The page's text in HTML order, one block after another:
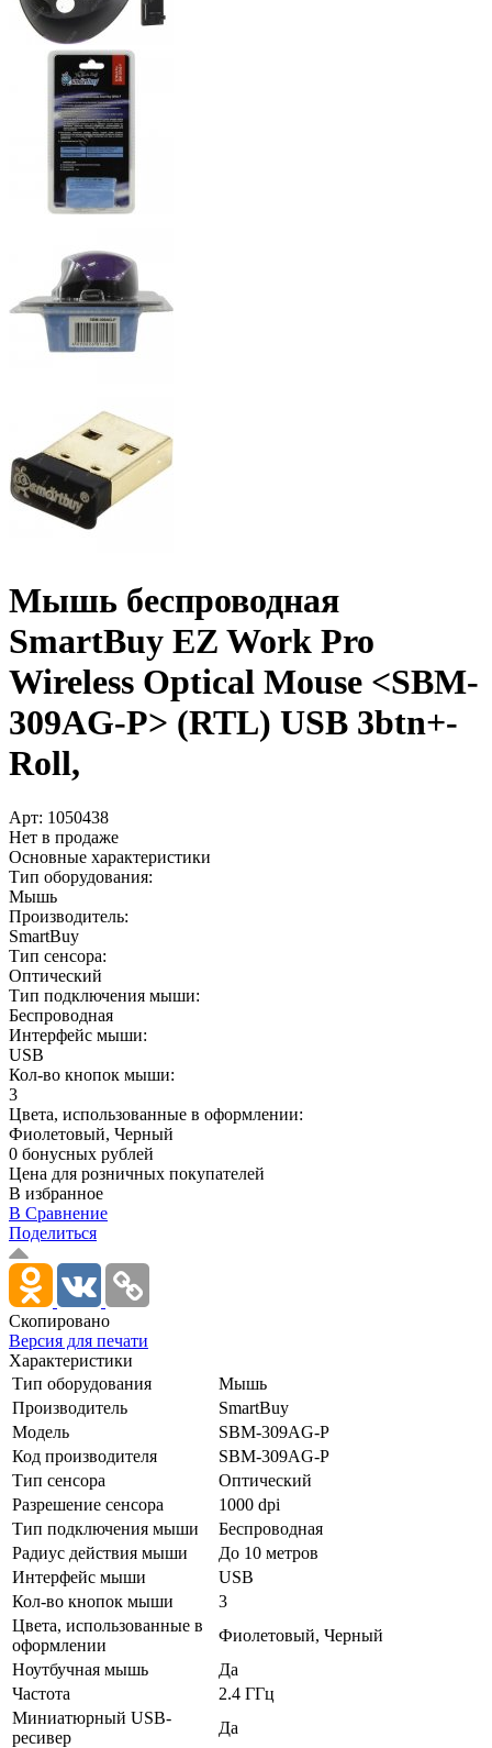
Мышь беспроводная
SmartBuy EZ Work Pro
Wireless Optical Mouse <SBM-
309AG-P> (RTL) USB 3btn+­
Roll,
Арт: 1050438
Нет в продаже
Основные характеристики
Тип оборудования:
Мышь
Производитель:
SmartBuy
Тип сенсора:
Оптический
Тип подключения мыши:
Беспроводная
Интерфейс мыши:
USB
Кол-во кнопок мыши:
3
Цвета, использованные в оформлении:
Фиолетовый, Черный
0 бонусных рублей
Цена для розничных покупателей
В избранное
В Сравнение
Поделиться
Скопировано
Версия для печати
Характеристики
Тип оборудования
Мышь
Производитель
SmartBuy
Модель
SBM-309AG-P
Код производителя
SBM-309AG-P
Тип сенсора
Оптический
Разрешение сенсора
1000 dpi
Тип подключения мыши
Беспроводная
Радиус действия мыши
До 10 метров
Интерфейс мыши
USB
Кол-во кнопок мыши
3
Цвета, использованные в
оформлении
Фиолетовый, Черный
Ноутбучная мышь
Да
Частота
2.4 ГГц
Миниатюрный USB-
ресивер
Да